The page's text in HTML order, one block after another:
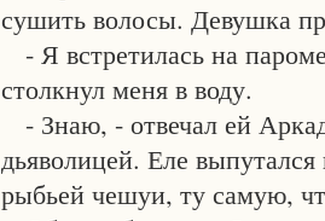
сушить волосы. Девушка
- Я встретилась на
столкнул меня в воду.
- Знаю, - отвечал ей
дьяволицей. Еле
рыбьей чешуи, ту самую,